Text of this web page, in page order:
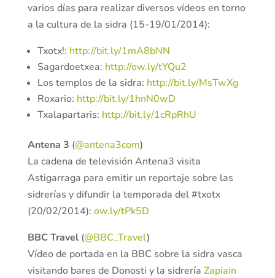
varios días para realizar diversos vídeos en torno
a la cultura de la sidra (15-19/01/2014):
Txotx!: http://bit.ly/1mA8bNN
Sagardoetxea: http://ow.ly/tYQu2
Los templos de la sidra: http://bit.ly/MsTwXg
Roxario: http://bit.ly/1hnN0wD
Txalapartaris: http://bit.ly/1cRpRhU
Antena 3 (@antena3com)
La cadena de televisión Antena3 visita
Astigarraga para emitir un reportaje sobre las
sidrerías y difundir la temporada del #txotx
(20/02/2014): ow.ly/tPk5D
BBC Travel(@BBC_Travel)
Vídeo de portada en la BBC sobre la sidra vasca
visitando bares de Donosti y la sidrería Zapiain